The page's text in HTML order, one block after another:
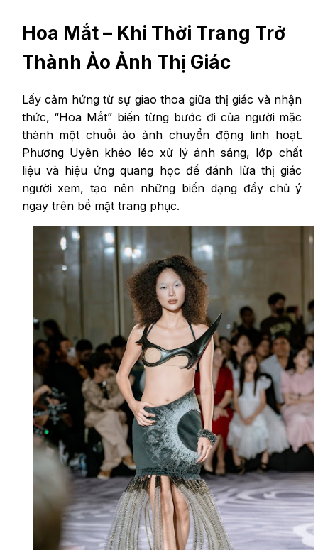
Hoa Mắt – Khi Thời Trang Trở
Thành Ảo Ảnh Thị Giác
Lấy cảm hứng từ sự giao thoa giữa thị giác và nhận
thức, “Hoa Mắt” biến từng bước đi của người mặc
thành một chuỗi ảo ảnh chuyển động linh hoạt.
Phương Uyên khéo léo xử lý ánh sáng, lớp chất
liệu và hiệu ứng quang học để đánh lừa thị giác
người xem, tạo nên những biến dạng đầy chủ ý
ngay trên bề mặt trang phục.